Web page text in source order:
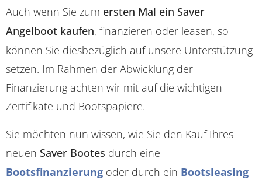
Auch wenn Sie zum ersten Mal ein Saver
Angelboot kaufen, finanzieren oder leasen, so
können Sie diesbezüglich auf unsere Unterstützung
setzen. Im Rahmen der Abwicklung der
Finanzierung achten wir mit auf die wichtigen
Zertifikate und Bootspapiere.
Sie möchten nun wissen, wie Sie den Kauf Ihres
neuen Saver Bootes durch eine
Bootsfinanzierung oder durch ein Bootsleasing